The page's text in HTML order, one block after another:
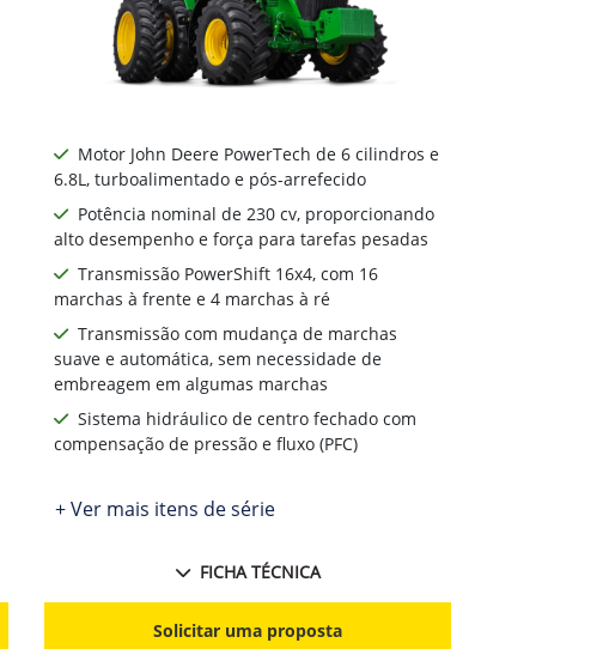
Motor John Deere PowerTech de 6 cilindros e
6.8L, turboalimentado e pós-arrefecido
Potência nominal de 230 cv, proporcionando
alto desempenho e força para tarefas pesadas
Transmissão PowerShift 16x4, com 16
marchas à frente e 4 marchas à ré
Transmissão com mudança de marchas
suave e automática, sem necessidade de
embreagem em algumas marchas
Sistema hidráulico de centro fechado com
compensação de pressão e fluxo (PFC)
+ Ver mais itens de série
FICHA TÉCNICA
Solicitar uma proposta